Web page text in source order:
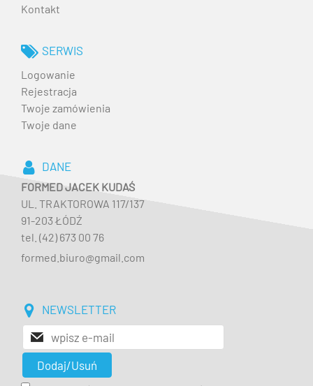
Kontakt
SERWIS
Logowanie
Rejestracja
Twoje zamówienia
Twoje dane
DANE
FORMED JACEK KUDAŚ
UL. TRAKTOROWA 117/137
91-203 ŁÓDŹ
tel. (42) 673 00 76
formed.biuro@gmail.com
NEWSLETTER